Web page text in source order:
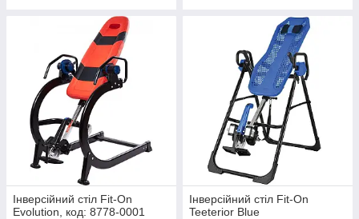
Інверсійний стіл Fit-On
Evolution, код: 8778-0001
Інверсійний стіл Fit-On
Teeterior Blue